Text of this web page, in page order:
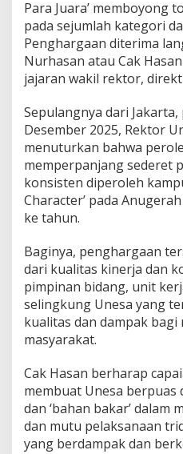
i
n
t
e
k
2
2
5
,
K
a
d
o
I
i
m
e
a
d
s
a
k
e
-
Para Juara’ memboyong
pada sejumlah kategori
Penghargaan diterima
Nurhasan atau Cak
jajaran wakil rektor,
Sepulangnya dari Jakarta,
Desember 2025, Rektor
menuturkan bahwa
memperpanjang sederet
konsisten diperoleh
Character’ pada
ke tahun.
Baginya, penghargaan
dari kualitas kinerja dan
pimpinan bidang, unit
selingkung Unesa yang
kualitas dan dampak bagi
masyarakat.
Cak Hasan berharap
membuat Unesa
dan ‘bahan bakar’ dalam
dan mutu pelaksanaan
yang berdampak dan